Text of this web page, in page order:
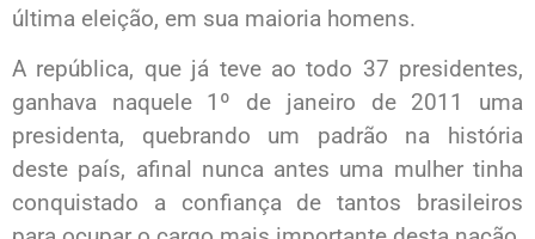
última eleição, em sua maioria homens.
A república, que já teve ao todo 37 presidentes,
ganhava naquele 1º de janeiro de 2011 uma
presidenta, quebrando um padrão na história
deste país, afinal nunca antes uma mulher tinha
conquistado a confiança de tantos brasileiros